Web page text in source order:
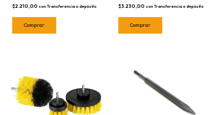
$2.210,00 con Transferencia o depósito $3.230,00 con Transferencia o depósito